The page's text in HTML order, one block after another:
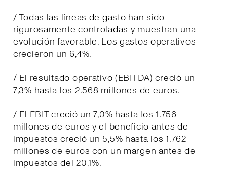
/ Todas las líneas de gasto han sido
rigurosamente controladas y muestran una
evolución favorable. Los gastos operativos
crecieron un 6,4%.
/ El resultado operativo (EBITDA) creció un
7,3% hasta los 2.568 millones de euros.
/ El EBIT creció un 7,0% hasta los 1.756
millones de euros y el beneficio antes de
impuestos creció un 5,5% hasta los 1.762
millones de euros con un margen antes de
impuestos del 20,1%.